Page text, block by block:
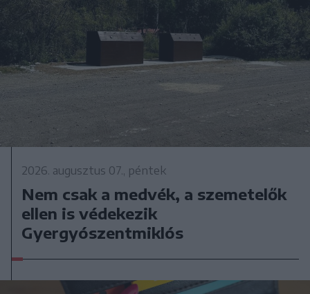
2026. augusztus 07., péntek
Nem csak a medvék, a szemetelők
ellen is védekezik
Gyergyószentmiklós